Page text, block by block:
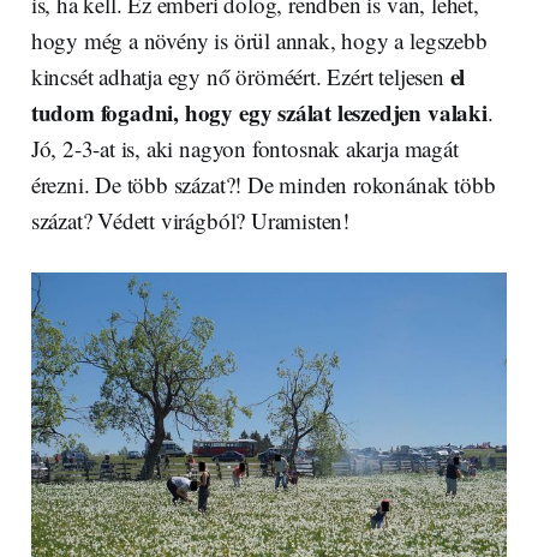
hogy még a növény is örül annak, hogy a legszebb
kincsét adhatja egy nő öröméért. Ezért teljesen el
tudom fogadni, hogy egy szálat leszedjen valaki.
Jó, 2-3-at is, aki nagyon fontosnak akarja magát
érezni. De több százat?! De minden rokonának több
százat? Védett virágból? Uramisten!